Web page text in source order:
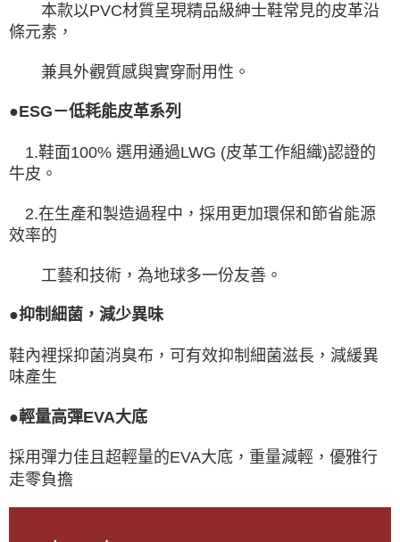
本款以PVC材質呈現精品級紳士鞋常見的皮革沿
條元素，
兼具外觀質感與實穿耐用性。
●ESG－低耗能皮革系列
1.鞋面100% 選用通過LWG (皮革工作組織)認證的
牛皮。
2.在生產和製造過程中，採用更加環保和節省能源
效率的
工藝和技術，為地球多一份友善。
●抑制細菌，減少異味
鞋內裡採抑菌消臭布，可有效抑制細菌滋長，減緩異
味產生
●輕量高彈EVA大底
採用彈力佳且超輕量的EVA大底，重量減輕，優雅行
走零負擔